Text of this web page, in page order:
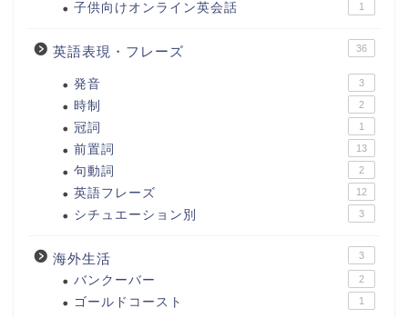
子供向けオンライン英会話 1
英語表現・フレーズ 36
発音 3
時制 2
冠詞 1
前置詞 13
句動詞 2
英語フレーズ 12
シチュエーション別 3
海外生活 3
バンクーバー 2
ゴールドコースト 1